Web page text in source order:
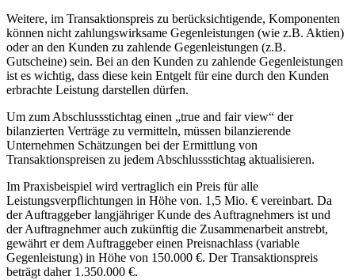
Weitere, im Transaktionspreis zu berücksichtigende, Komponenten
können nicht zahlungswirksame Gegenleistungen (wie z.B. Aktien)
oder an den Kunden zu zahlende Gegenleistungen (z.B.
Gutscheine) sein. Bei an den Kunden zu zahlende Gegenleistungen
ist es wichtig, dass diese kein Entgelt für eine durch den Kunden
erbrachte Leistung darstellen dürfen.
Um zum Abschlussstichtag einen „true and fair view“ der
bilanzierten Verträge zu vermitteln, müssen bilanzierende
Unternehmen Schätzungen bei der Ermittlung von
Transaktionspreisen zu jedem Abschlussstichtag aktualisieren.
Im Praxisbeispiel wird vertraglich ein Preis für alle
Leistungsverpflichtungen in Höhe von. 1,5 Mio. € vereinbart. Da
der Auftraggeber langjähriger Kunde des Auftragnehmers ist und
der Auftragnehmer auch zukünftig die Zusammenarbeit anstrebt,
gewährt er dem Auftraggeber einen Preisnachlass (variable
Gegenleistung) in Höhe von 150.000 €. Der Transaktionspreis
beträgt daher 1.350.000 €.